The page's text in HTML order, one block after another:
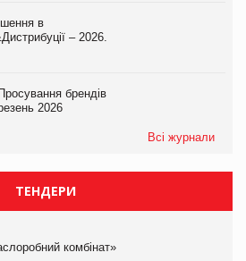
в
– 2026.
брендів
2026
Всі журнали
ТЕНДЕРИ
комбінат»